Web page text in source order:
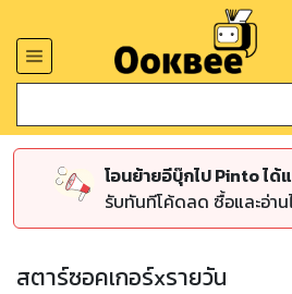
โอนย้ายอีบุ๊กไป Pinto ได้
รับทันทีโค้ดลด ซื้อและอ่า
สตาร์ซอคเกอร์xรายวัน